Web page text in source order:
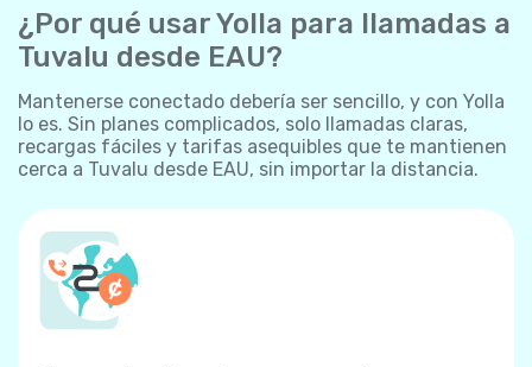
¿Por qué usar Yolla para llamadas a
Tuvalu desde EAU?
Mantenerse conectado debería ser sencillo, y con Yolla
lo es. Sin planes complicados, solo llamadas claras,
recargas fáciles y tarifas asequibles que te mantienen
cerca a Tuvalu desde EAU, sin importar la distancia.